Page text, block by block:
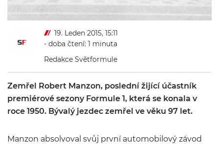
19. Leden 2015, 15:11
- doba čtení: 1 minuta
Redakce Světformule
Zemřel Robert Manzon, poslední žijící účastník
premiérové sezony Formule 1, která se konala v
roce 1950. Bývalý jezdec zemřel ve věku 97 let.
Manzon absolvoval svůj první automobilový závod